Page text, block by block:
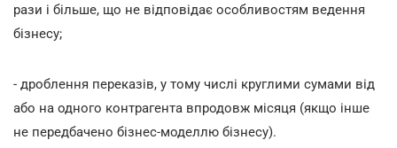
рази і більше, що не відповідає особливостям ведення
бізнесу;
- дроблення переказів, у тому числі круглими сумами від
або на одного контрагента впродовж місяця (якщо інше
не передбачено бізнес-моделлю бізнесу).